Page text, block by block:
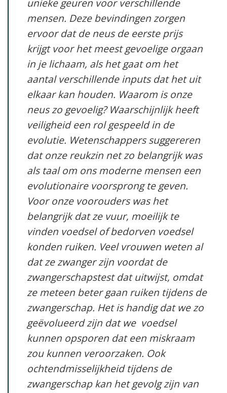
mensen. Deze bevindingen zorgen
ervoor dat de neus de eerste prijs
krijgt voor het meest gevoelige orgaan
in je lichaam, als het gaat om het
aantal verschillende inputs dat het uit
elkaar kan houden. Waarom is onze
neus zo gevoelig? Waarschijnlijk heeft
veiligheid een rol gespeeld in de
evolutie. Wetenschappers suggereren
dat onze reukzin net zo belangrijk was
als taal om ons moderne mensen een
evolutionaire voorsprong te geven.
Voor onze voorouders was het
belangrijk dat ze vuur, moeilijk te
vinden voedsel of bedorven voedsel
konden ruiken. Veel vrouwen weten al
dat ze zwanger zijn voordat de
zwangerschapstest dat uitwijst, omdat
ze meteen beter gaan ruiken tijdens de
zwangerschap. Het is handig dat we zo
geëvolueerd zijn dat we voedsel
kunnen opsporen dat een miskraam
zou kunnen veroorzaken. Ook
ochtendmisselijkheid tijdens de
zwangerschap kan het gevolg zijn van